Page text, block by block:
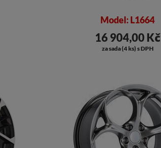
Model: L1664
16 904,00 Kč
za sada (4 ks) s DPH